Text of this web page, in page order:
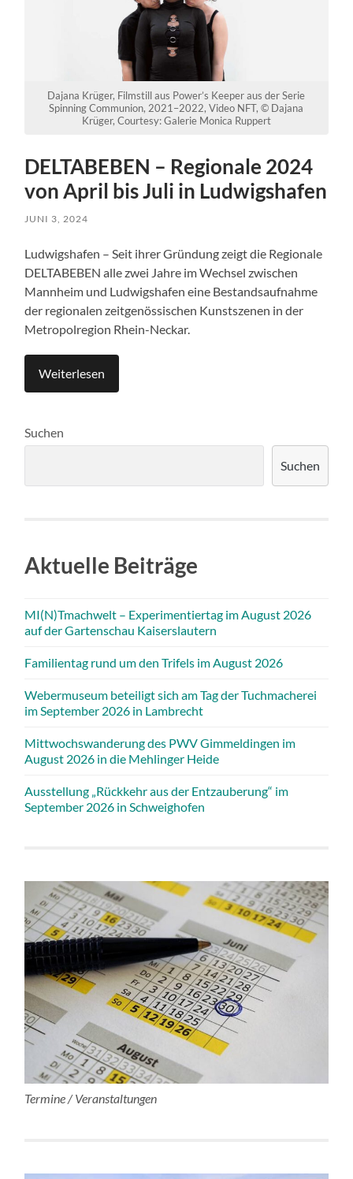
Dajana Krüger, Filmstill aus Power’s Keeper aus der Serie
Spinning Communion, 2021–2022, Video NFT, © Dajana
Krüger, Courtesy: Galerie Monica Ruppert
DELTABEBEN – Regionale 2024
von April bis Juli in Ludwigshafen
JUNI 3, 2024
Ludwigshafen – Seit ihrer Gründung zeigt die Regionale
DELTABEBEN alle zwei Jahre im Wechsel zwischen
Mannheim und Ludwigshafen eine Bestandsaufnahme
der regionalen zeitgenössischen Kunstszenen in der
Metropolregion Rhein-Neckar.
Weiterlesen
Suchen
Suchen
Aktuelle Beiträge
MI(N)Tmachwelt – Experimentiertag im August 2026
auf der Gartenschau Kaiserslautern
Familientag rund um den Trifels im August 2026
Webermuseum beteiligt sich am Tag der Tuchmacherei
im September 2026 in Lambrecht
Mittwochswanderung des PWV Gimmeldingen im
August 2026 in die Mehlinger Heide
Ausstellung „Rückkehr aus der Entzauberung“ im
September 2026 in Schweighofen
Termine / Veranstaltungen